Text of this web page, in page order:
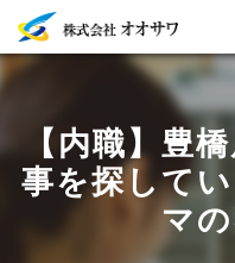
【内職】豊
事を探して
マの